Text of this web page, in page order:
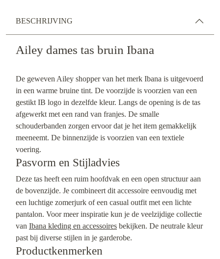
BESCHRIJVING
Ailey dames tas bruin Ibana
De geweven Ailey shopper van het merk Ibana is uitgevoerd
in een warme bruine tint. De voorzijde is voorzien van een
gestikt IB logo in dezelfde kleur. Langs de opening is de tas
afgewerkt met een rand van franjes. De smalle
schouderbanden zorgen ervoor dat je het item gemakkelijk
meeneemt. De binnenzijde is voorzien van een textiele
voering.
Pasvorm en Stijladvies
Deze tas heeft een ruim hoofdvak en een open structuur aan
de bovenzijde. Je combineert dit accessoire eenvoudig met
een luchtige zomerjurk of een casual outfit met een lichte
pantalon. Voor meer inspiratie kun je de veelzijdige collectie
van Ibana kleding en accessoires bekijken. De neutrale kleur
past bij diverse stijlen in je garderobe.
Productkenmerken